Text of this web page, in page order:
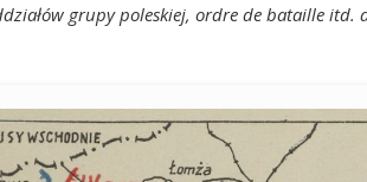
grupy poleskiej, ordre de bataille itd.